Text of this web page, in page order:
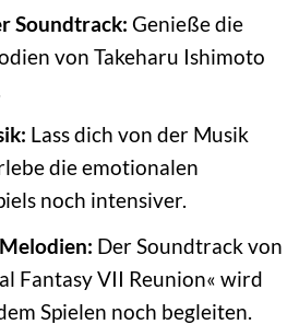
Soundtrack: Genieße die
von Takeharu Ishimoto
Lass dich von der Musik
die emotionalen
noch intensiver.
Der Soundtrack von
Fantasy VII Reunion« wird
Spielen noch begleiten.